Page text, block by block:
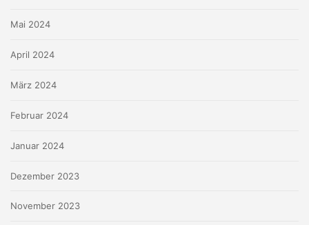
Mai 2024
April 2024
März 2024
Februar 2024
Januar 2024
Dezember 2023
November 2023